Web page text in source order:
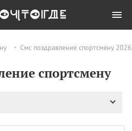
Смс поздравление спортсмену
спортсмену
ПРАЗДНИКИ Все
11.08 Рождество святителя
Николая Чудотворца